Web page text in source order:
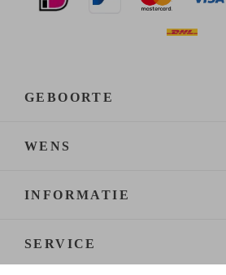
GEBOORTE
WENS
INFORMATIE
SERVICE